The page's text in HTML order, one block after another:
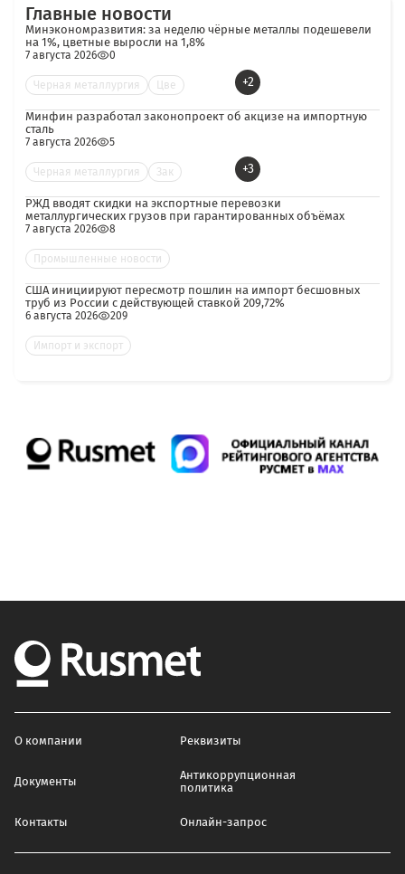
Главные новости
Минэкономразвития: за неделю чёрные металлы подешевели
на 1%, цветные выросли на 1,8%
7 августа 2026 0
Черная металлургия Цве +2
Минфин разработал законопроект об акцизе на импортную
сталь
7 августа 2026 5
Черная металлургия Зак +3
РЖД вводят скидки на экспортные перевозки
металлургических грузов при гарантированных объёмах
7 августа 2026 8
Промышленные новости
США инициируют пересмотр пошлин на импорт бесшовных
труб из России с действующей ставкой 209,72%
6 августа 2026 209
Импорт и экспорт
О компании Реквизиты
Документы
Антикоррупционная
политика
Контакты Онлайн-запрос